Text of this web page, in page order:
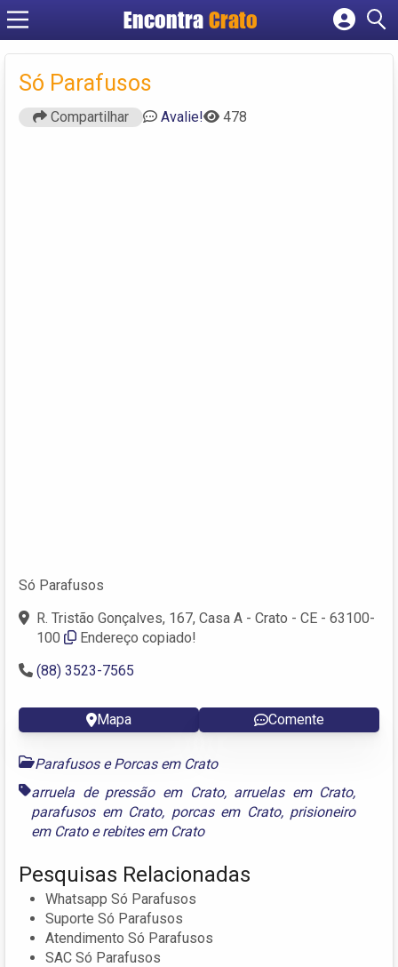
Encontra Crato
Cadastrar empresa
Só Parafusos
Compartilhar Avalie! 478
Só Parafusos
R. Tristão Gonçalves, 167, Casa A - Crato - CE - 63100-
100
Endereço copiado!
(88) 3523-7565
Mapa Comente
Parafusos e Porcas em Crato
arruela de pressão em Crato, arruelas em Crato,
parafusos em Crato, porcas em Crato, prisioneiro
em Cratoerebites em Crato
Pesquisas Relacionadas
Whatsapp Só Parafusos
Suporte Só Parafusos
Atendimento Só Parafusos
SAC Só Parafusos